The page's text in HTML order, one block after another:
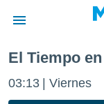
de
El Tiempo
03:13 Viernes